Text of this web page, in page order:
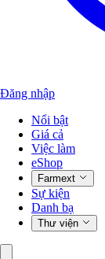
Đăng nhập
Nổi bật
Giá cả
Việc làm
eShop
Farmext
Sự kiện
Danh bạ
Thư viện